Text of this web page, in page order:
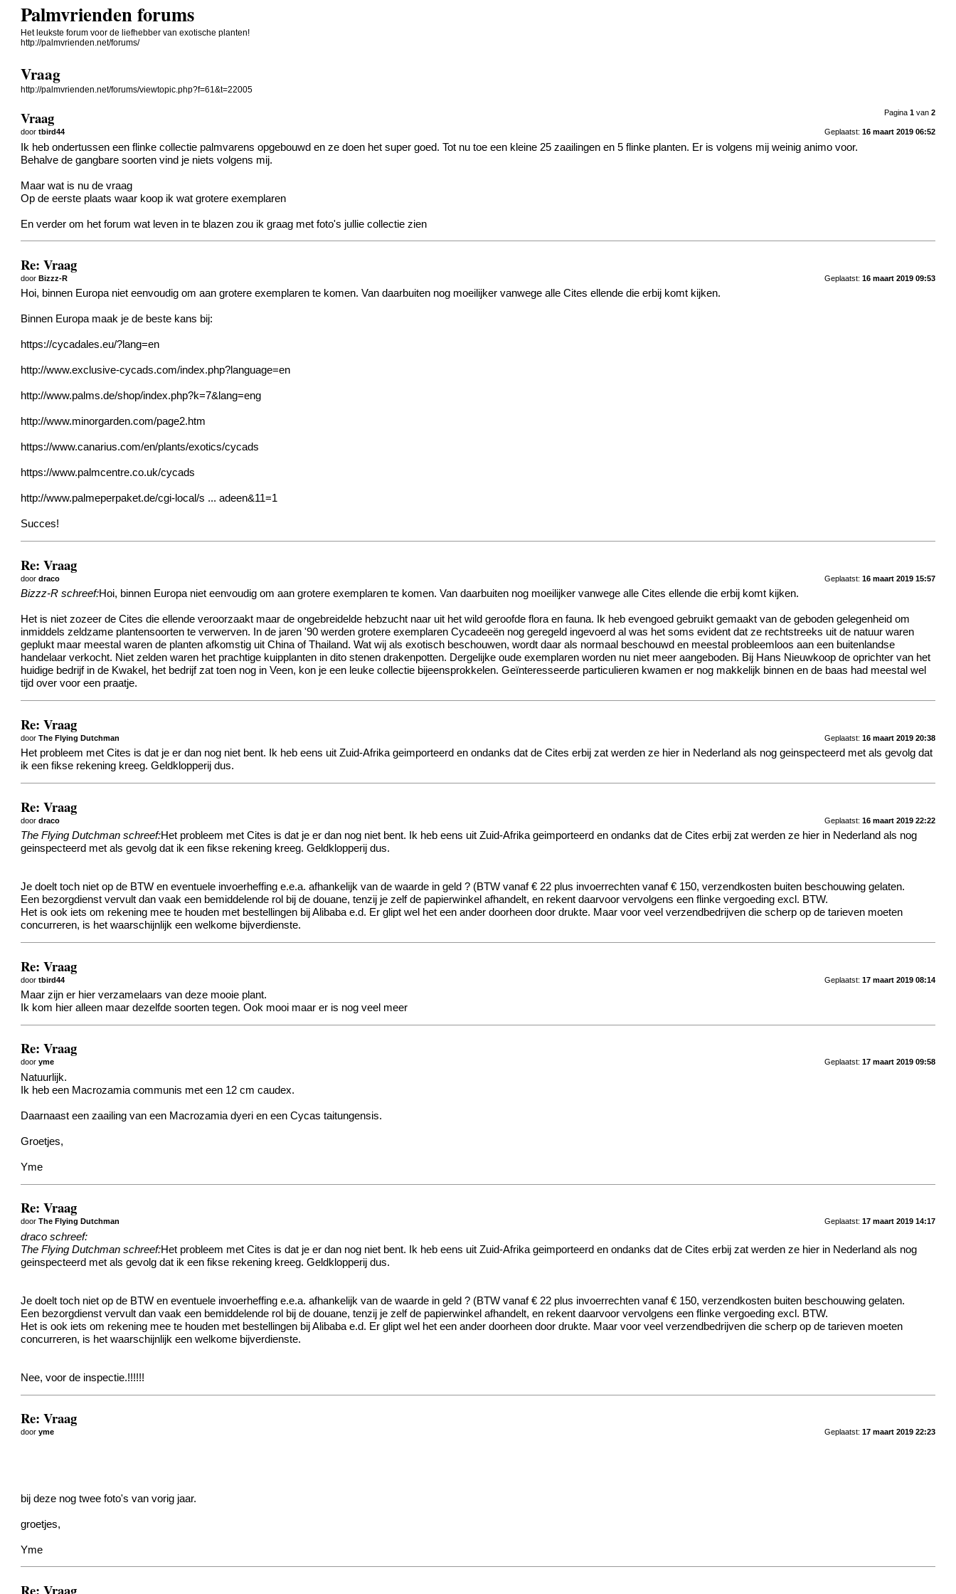
Palmvrienden forums
Het leukste forum voor de liefhebber van exotische planten!
http://palmvrienden.net/forums/
Vraag
http://palmvrienden.net/forums/viewtopic.php?f=61&t=22005
Pagina 1van 2
Vraag
Geplaatst: 16 maart 2019 06:52
doortbird44
Ik heb ondertussen een flinke collectie palmvarens opgebouwd en ze doen het super goed. Tot nu toe een kleine 25 zaailingen en 5 flinke planten. Er is volgens mij weinig animo voor.
Behalve de gangbare soorten vind je niets volgens mij.
Maar wat is nu de vraag
Op de eerste plaats waar koop ik wat grotere exemplaren
En verder om het forum wat leven in te blazen zou ik graag met foto's jullie collectie zien
Re: Vraag
Geplaatst: 16 maart 2019 09:53
doorBizzz-R
Hoi, binnen Europa niet eenvoudig om aan grotere exemplaren te komen. Van daarbuiten nog moeilijker vanwege alle Cites ellende die erbij komt kijken.
Binnen Europa maak je de beste kans bij:
https://cycadales.eu/?lang=en
http://www.exclusive-cycads.com/index.php?language=en
http://www.palms.de/shop/index.php?k=7&lang=eng
http://www.minorgarden.com/page2.htm
https://www.canarius.com/en/plants/exotics/cycads
https://www.palmcentre.co.uk/cycads
http://www.palmeperpaket.de/cgi-local/s ... adeen&11=1
Succes!
Re: Vraag
Geplaatst: 16 maart 2019 15:57
doordraco
Bizzz-R schreef:Hoi, binnen Europa niet eenvoudig om aan grotere exemplaren te komen. Van daarbuiten nog moeilijker vanwege alle Cites ellende die erbij komt kijken.
Het is niet zozeer de Cites die ellende veroorzaakt maar de ongebreidelde hebzucht naar uit het wild geroofde flora en fauna. Ik heb evengoed gebruikt gemaakt van de geboden gelegenheid om
inmiddels zeldzame plantensoorten te verwerven. In de jaren '90 werden grotere exemplaren Cycadeeën nog geregeld ingevoerd al was het soms evident dat ze rechtstreeks uit de natuur waren
geplukt maar meestal waren de planten afkomstig uit China of Thailand. Wat wij als exotisch beschouwen, wordt daar als normaal beschouwd en meestal probleemloos aan een buitenlandse
handelaar verkocht. Niet zelden waren het prachtige kuipplanten in dito stenen drakenpotten. Dergelijke oude exemplaren worden nu niet meer aangeboden. Bij Hans Nieuwkoop de oprichter van het
huidige bedrijf in de Kwakel, het bedrijf zat toen nog in Veen, kon je een leuke collectie bijeensprokkelen. Geïnteresseerde particulieren kwamen er nog makkelijk binnen en de baas had meestal wel
tijd over voor een praatje.
Re: Vraag
Geplaatst: 16 maart 2019 20:38
doorThe Flying Dutchman
Het probleem met Cites is dat je er dan nog niet bent. Ik heb eens uit Zuid-Afrika geimporteerd en ondanks dat de Cites erbij zat werden ze hier in Nederland als nog geinspecteerd met als gevolg dat
ik een fikse rekening kreeg. Geldklopperij dus.
Re: Vraag
Geplaatst: 16 maart 2019 22:22
doordraco
The Flying Dutchman schreef:Het probleem met Cites is dat je er dan nog niet bent. Ik heb eens uit Zuid-Afrika geimporteerd en ondanks dat de Cites erbij zat werden ze hier in Nederland als nog
geinspecteerd met als gevolg dat ik een fikse rekening kreeg. Geldklopperij dus.
Je doelt toch niet op de BTW en eventuele invoerheffing e.e.a. afhankelijk van de waarde in geld ? (BTW vanaf € 22 plus invoerrechten vanaf € 150, verzendkosten buiten beschouwing gelaten.
Een bezorgdienst vervult dan vaak een bemiddelende rol bij de douane, tenzij je zelf de papierwinkel afhandelt, en rekent daarvoor vervolgens een flinke vergoeding excl. BTW.
Het is ook iets om rekening mee te houden met bestellingen bij Alibaba e.d. Er glipt wel het een ander doorheen door drukte. Maar voor veel verzendbedrijven die scherp op de tarieven moeten
concurreren, is het waarschijnlijk een welkome bijverdienste.
Re: Vraag
Geplaatst: 17 maart 2019 08:14
doortbird44
Maar zijn er hier verzamelaars van deze mooie plant.
Ik kom hier alleen maar dezelfde soorten tegen. Ook mooi maar er is nog veel meer
Re: Vraag
Geplaatst: 17 maart 2019 09:58
dooryme
Natuurlijk.
Ik heb een Macrozamia communis met een 12 cm caudex.
Daarnaast een zaailing van een Macrozamia dyeri en een Cycas taitungensis.
Groetjes,
Yme
Re: Vraag
Geplaatst: 17 maart 2019 14:17
doorThe Flying Dutchman
draco schreef:
The Flying Dutchman schreef:Het probleem met Cites is dat je er dan nog niet bent. Ik heb eens uit Zuid-Afrika geimporteerd en ondanks dat de Cites erbij zat werden ze hier in Nederland als nog
geinspecteerd met als gevolg dat ik een fikse rekening kreeg. Geldklopperij dus.
Je doelt toch niet op de BTW en eventuele invoerheffing e.e.a. afhankelijk van de waarde in geld ? (BTW vanaf € 22 plus invoerrechten vanaf € 150, verzendkosten buiten beschouwing gelaten.
Een bezorgdienst vervult dan vaak een bemiddelende rol bij de douane, tenzij je zelf de papierwinkel afhandelt, en rekent daarvoor vervolgens een flinke vergoeding excl. BTW.
Het is ook iets om rekening mee te houden met bestellingen bij Alibaba e.d. Er glipt wel het een ander doorheen door drukte. Maar voor veel verzendbedrijven die scherp op de tarieven moeten
concurreren, is het waarschijnlijk een welkome bijverdienste.
Nee, voor de inspectie.!!!!!!
Re: Vraag
Geplaatst: 17 maart 2019 22:23
dooryme
bij deze nog twee foto's van vorig jaar.
groetjes,
Yme